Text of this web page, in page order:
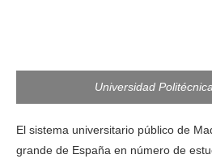
Universidad
El sistema universitario público de
grande de España en número de